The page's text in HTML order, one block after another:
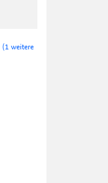
(1 weitere